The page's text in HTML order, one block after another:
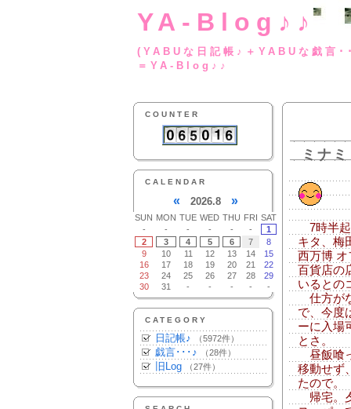
YA-Blog♪♪
(YABUな日記帳♪
＝YA-Blog♪♪
COUNTER
CALENDAR
« 2026.8 »
SUN MON TUE WED THU FRI SAT
-
- - - - -
1
2
3 4 5 6 7
8
9
10 11 12 13 14
15
16
17 18 19 20 21
22
23
24 25 26 27 28
29
30
31 - - - - -
CATEGORY
日記帳♪ （5972件）
戯言･･･♪ （28件）
旧Log （27件）
ミナ
7時半起
キタ、梅
西万博 オ
百貨店の
いるとの
仕方が
で、今度
ーに入場
とさ。
昼飯喰
移動せず
たので。
帰宅。